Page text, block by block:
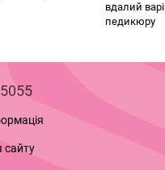
вдалий
педикюру
сайту